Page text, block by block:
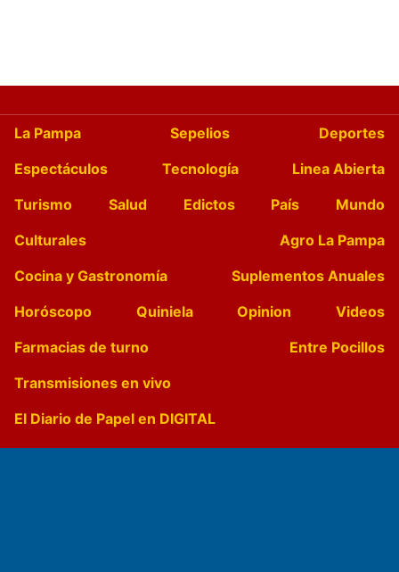
La Pampa Sepelios
Deportes
Espectáculos
Tecnología
Linea Abierta
Turismo
Salud Edictos País
Mundo
Culturales
Agro La Pampa
Cocina y Gastronomía
Suplementos Anuales
Horóscopo
Quiniela Opinion
Videos
Farmacias de turno
Entre Pocillos
Transmisiones en vivo
El Diario de Papel en DIGITAL